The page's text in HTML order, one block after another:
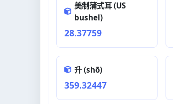
美制蒲式耳 (US
bushel)
28.37759
升 (shō)
359.32447